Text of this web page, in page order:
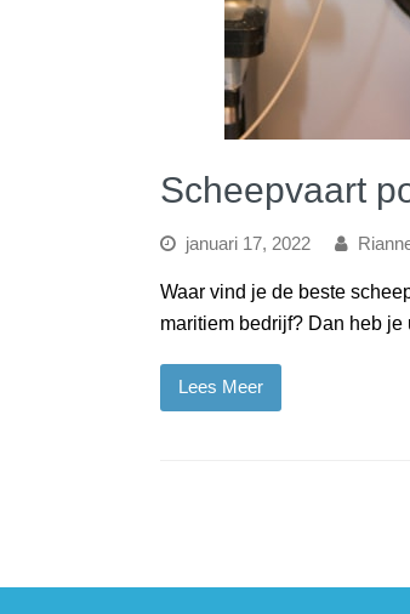
Scheepvaart
januari 17, 2022
Waar vind je de beste
maritiem bedrijf? Dan heb
Lees Meer